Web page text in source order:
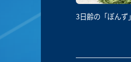
3日齢の「ぽんず」